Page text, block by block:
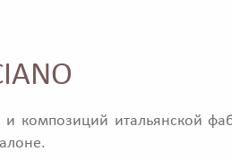
композиций итальянской